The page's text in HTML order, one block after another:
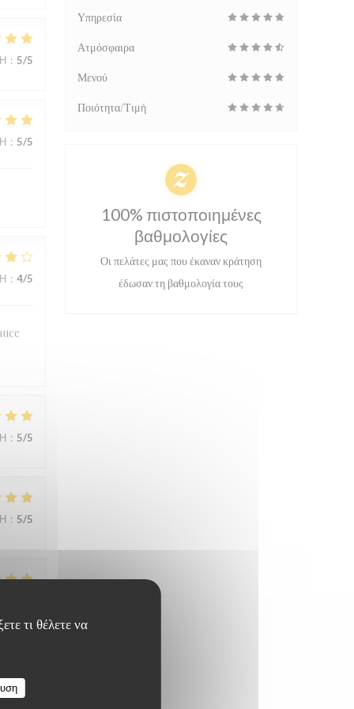
τι θέλετε να
: 5/5
: 5/5
: 4/5
: 5/5
: 5/5
: 5/5
Υπηρεσία
Ατμόσφαιρα
Μενού
Ποιότητα/Τιμή
100% πιστοποιημένες
βαθμολογίες
Οι πελάτες μας που έκαναν κράτηση
έδωσαν τη βαθμολογία τους